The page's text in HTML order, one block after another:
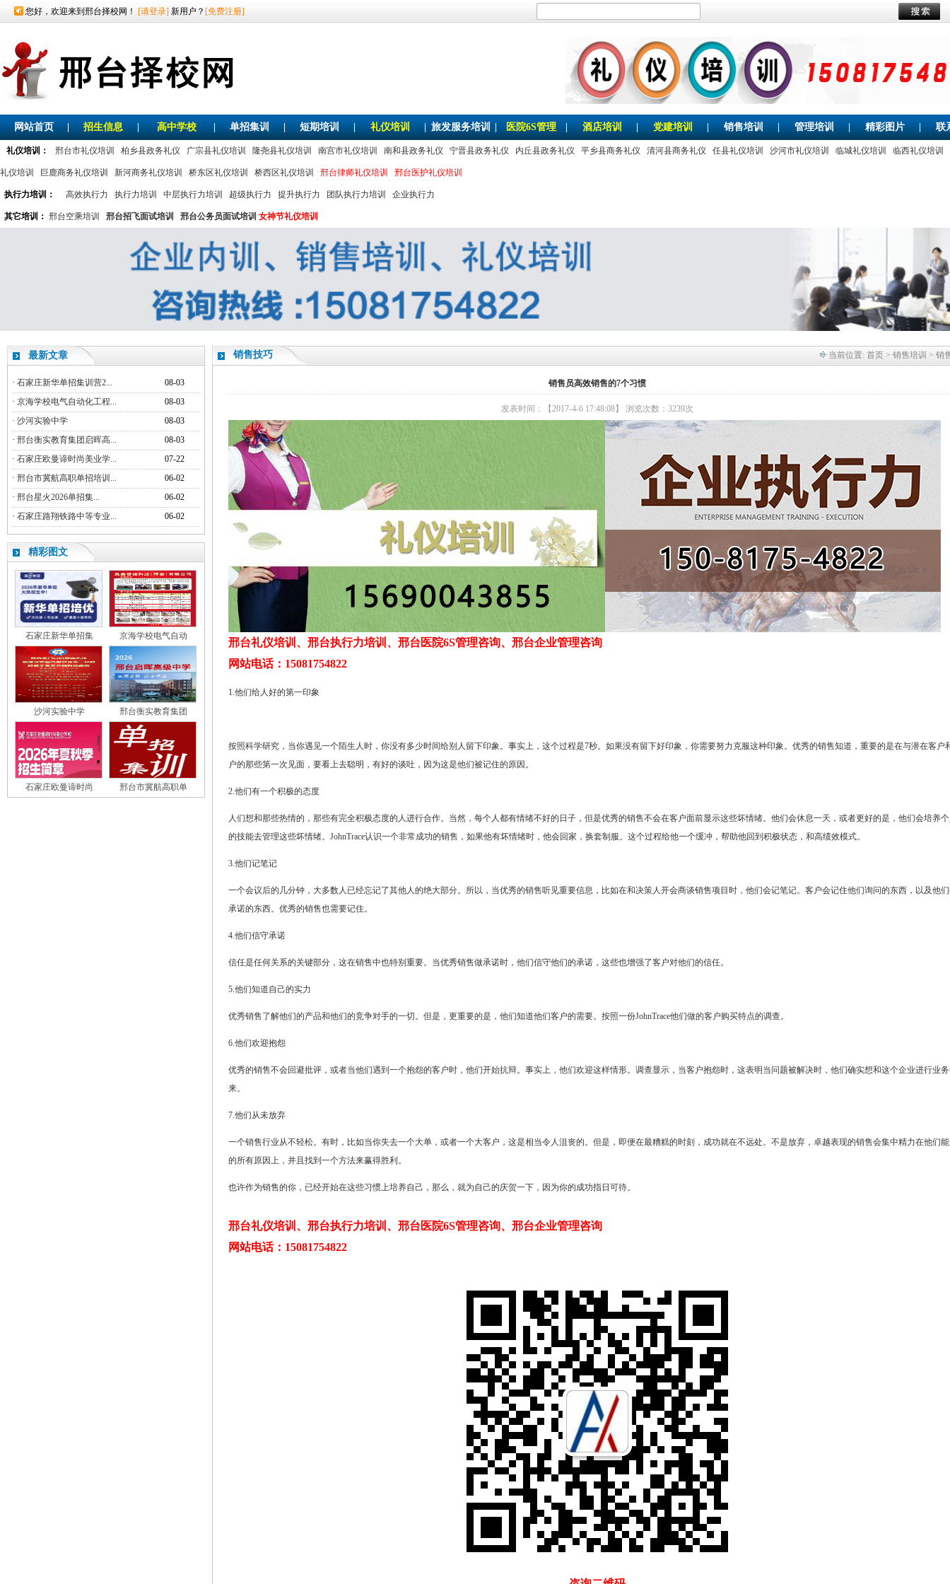
您好，欢迎来到邢台择校网！ [请登录] 新用户？ [免费注册]
网站首页 招生信息 高中学校 单招集训 短期培训 礼仪培训 旅发服务培训 医院6S管理 酒店培训 党建培训 销售培训 管理培训 精彩图片 联
礼仪培训： 邢台市礼仪培训 柏乡县政务礼仪 广宗县礼仪培训 隆尧县礼仪培训 南宫市礼仪培训 南和县政务礼仪 宁晋县政务礼仪 内丘县政务礼仪 平乡县商务礼仪 清河县商务礼仪 任县礼仪培训 沙河市礼仪培训 临城礼仪培训 临西礼仪培训
礼仪培训 巨鹿商务礼仪培训 新河商务礼仪培训 桥东区礼仪培训 桥西区礼仪培训 邢台律师礼仪培训 邢台医护礼仪培训
执行力培训： 高效执行力 执行力培训 中层执行力培训 超级执行力 提升执行力 团队执行力培训 企业执行力
其它培训： 邢台空乘培训 邢台招飞面试培训 邢台公务员面试培训 女神节礼仪培训
最新文章
· 石家庄新华单招集训营2...
08-03
· 京海学校电气自动化工程...
08-03
· 沙河实验中学
08-03
· 邢台衡实教育集团启晖高...
08-03
· 石家庄欧曼谛时尚美业学...
07-22
· 邢台市冀航高职单招培训...
06-02
· 邢台星火2026单招集...
06-02
· 石家庄路翔铁路中等专业... 06-02
精彩图文
石家庄新华单招集 京海学校电气自动
沙河实验中学 邢台衡实教育集团
石家庄欧曼谛时尚 邢台市冀航高职单
销售技巧 当前位置: 首页 > 销售培训 > 销
销售员高效销售的7个习惯
发表时间：【2017-4-6 17:48:08】 浏览次数：3239次
邢台礼仪培训、邢台执行力培训、邢台医院6S管理咨询、邢台企业管理咨询
网站电话：15081754822
1.他们给人好的第一印象
按照科学研究，当你遇见一个陌生人时，你没有多少时间给别人留下印象。事实上，这个过程是7秒。如果没有留下好印象，你需要努力克服这种印象。优秀的销售知道，重要的是在与潜在客户
户的那些第一次见面，要看上去聪明，有好的谈吐，因为这是他们被记住的原因。
2.他们有一个积极的态度
人们想和那些热情的，那些有完全积极态度的人进行合作。当然，每个人都有情绪不好的日子，但是优秀的销售不会在客户面前显示这些坏情绪。他们会休息一天，或者更好的是，他们会培养
的技能去管理这些坏情绪。JohnTrace认识一个非常成功的销售，如果他有坏情绪时，他会回家，换套制服。这个过程给他一个缓冲，帮助他回到积极状态，和高绩效模式。
3.他们记笔记
一个会议后的几分钟，大多数人已经忘记了其他人的绝大部分。所以，当优秀的销售听见重要信息，比如在和决策人开会商谈销售项目时，他们会记笔记。客户会记住他们询问的东西，以及他
承诺的东西。优秀的销售也需要记住。
4.他们信守承诺
信任是任何关系的关键部分，这在销售中也特别重要。当优秀销售做承诺时，他们信守他们的承诺，这些也增强了客户对他们的信任。
5.他们知道自己的实力
优秀销售了解他们的产品和他们的竞争对手的一切。但是，更重要的是，他们知道他们客户的需要。按照一份JohnTrace他们做的客户购买特点的调查。
6.他们欢迎抱怨
优秀的销售不会回避批评，或者当他们遇到一个抱怨的客户时，他们开始抗辩。事实上，他们欢迎这样情形。调查显示，当客户抱怨时，这表明当问题被解决时，他们确实想和这个企业进行业
来。
7.他们从未放弃
一个销售行业从不轻松。有时，比如当你失去一个大单，或者一个大客户，这是相当令人沮丧的。但是，即便在最糟糕的时刻，成功就在不远处。不是放弃，卓越表现的销售会集中精力在他们
的所有原因上，并且找到一个方法来赢得胜利。
也许作为销售的你，已经开始在这些习惯上培养自己，那么，就为自己的庆贺一下，因为你的成功指日可待。
邢台礼仪培训、邢台执行力培训、邢台医院6S管理咨询、邢台企业管理咨询
网站电话：15081754822